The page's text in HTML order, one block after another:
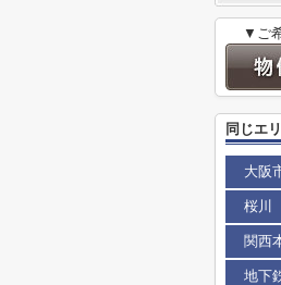
▼ご
同じエ
大阪
桜川
関西
地下